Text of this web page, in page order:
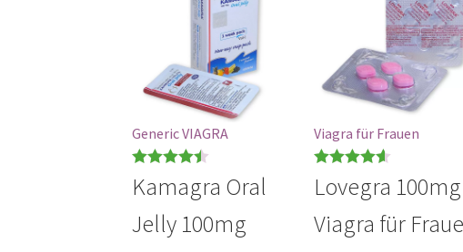
Generic VIAGRA
Bewertet
von 5
Kamagra Oral
Jelly 100mg
Viagra für Frauen
Bewertet
4.57
von 5
Lovegra
Viagra für